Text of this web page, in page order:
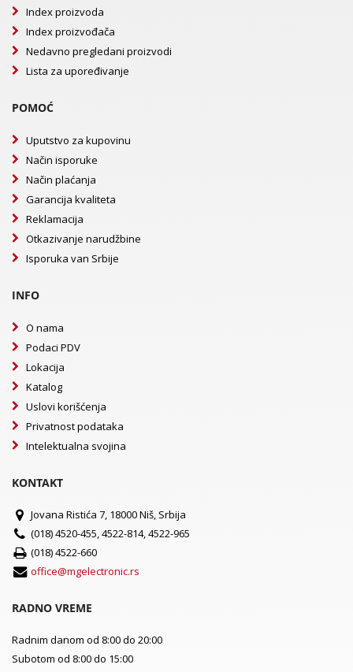
Index proizvoda
Index proizvođača
Nedavno pregledani proizvodi
Lista za upoređivanje
POMOĆ
Uputstvo za kupovinu
Način isporuke
Način plaćanja
Garancija kvaliteta
Reklamacija
Otkazivanje narudžbine
Isporuka van Srbije
INFO
O nama
Podaci PDV
Lokacija
Katalog
Uslovi korišćenja
Privatnost podataka
Intelektualna svojina
KONTAKT
Jovana Ristića 7, 18000 Niš, Srbija
(018) 4520-455, 4522-814, 4522-965
(018) 4522-660
office@mgelectronic.rs
RADNO VREME
Radnim danom od 8:00 do 20:00
Subotom od 8:00 do 15:00